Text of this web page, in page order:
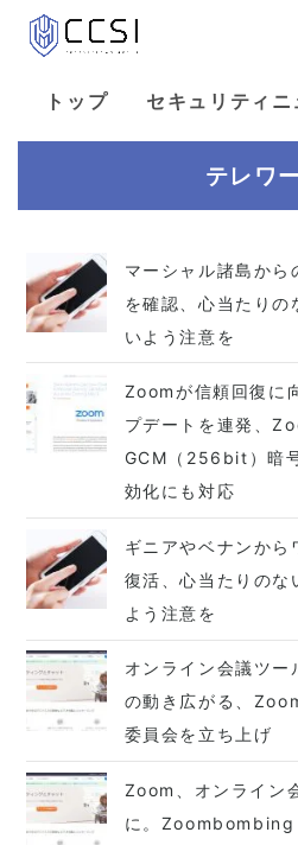
トップ セキュリティニ
テレワ
マーシャル諸島から
を確認、心当たりの
いよう注意を
Zoomが信頼回復に
プデートを連発、
GCM（256bit）暗
効化にも対応
ギニアやベナンから
復活、心当たりのな
よう注意を
オンライン会議ツ
の動き広がる、
委員会を立ち上げ
Zoom、オンライン
に。Zoombombing